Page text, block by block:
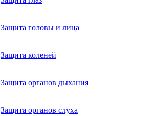
Защита головы и лица
Защита коленей
Защита органов дыхания
Защита органов слуха